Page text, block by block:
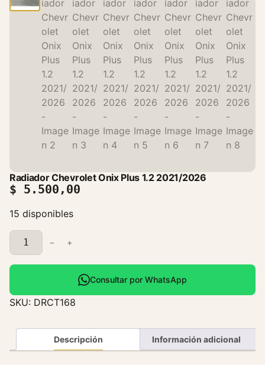
Radiador Chevrolet Onix Plus 1.2 2021/2026
$ 5.500,00
15 disponibles
R
a
d
a
d
C
− +
Consultar por WhatsApp
SKU: DRCT168
Descripción Información adicional